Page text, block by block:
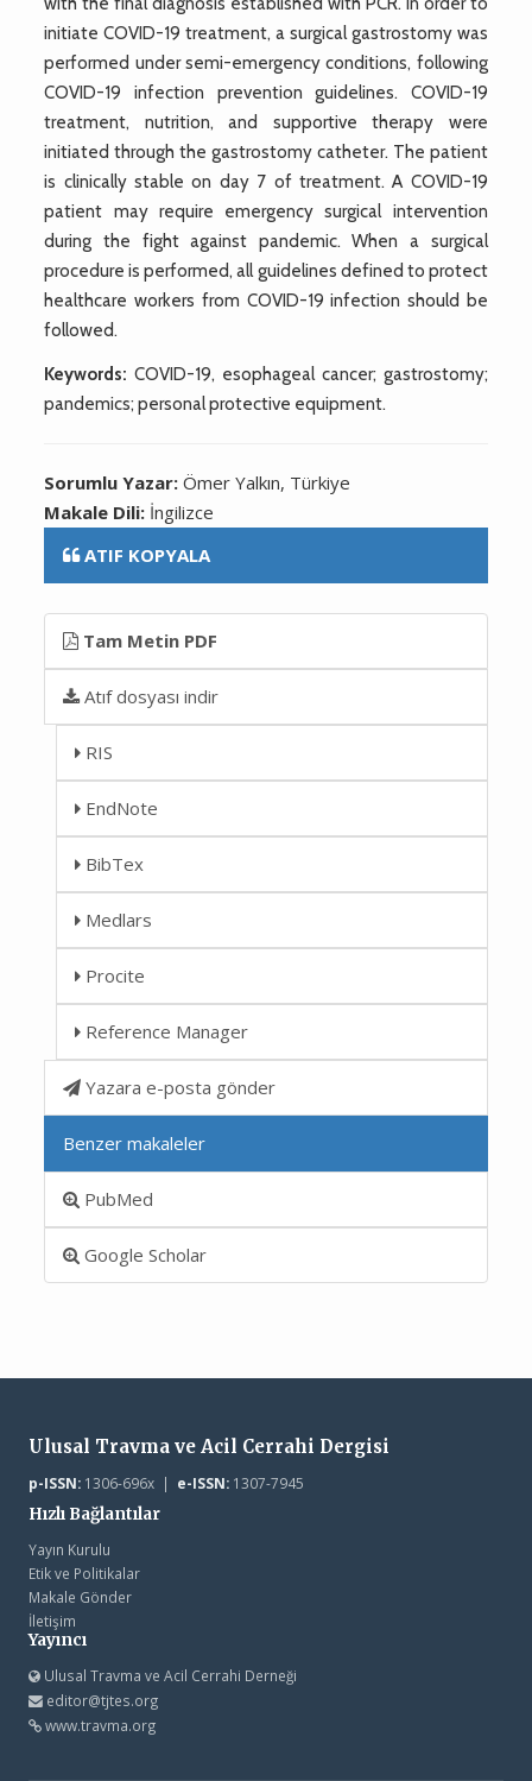
initiate COVID-19 treatment, a surgical gastrostomy was
performed under semi-emergency conditions, following
COVID-19 infection prevention guidelines. COVID-19
treatment, nutrition, and supportive therapy were
initiated through the gastrostomy catheter. The patient
is clinically stable on day 7 of treatment. A COVID-19
patient may require emergency surgical intervention
during the fight against pandemic. When a surgical
procedure is performed, all guidelines defined to protect
healthcare workers from COVID-19 infection should be
followed.
Keywords: COVID-19, esophageal cancer; gastrostomy;
pandemics; personal protective equipment.
Sorumlu Yazar:Ömer Yalkın, Türkiye
Makale Dili: İngilizce
ATIF KOPYALA
Tam Metin PDF
Atıf dosyası indir
RIS
EndNote
BibTex
Medlars
Procite
Reference Manager
Yazara e-posta gönder
Benzer makaleler
PubMed
Google Scholar
Ulusal Travma ve Acil Cerrahi Dergisi
p-ISSN:1306-696x | e-ISSN:1307-7945
Hızlı Bağlantılar
Yayın Kurulu
Etik ve Politikalar
Makale Gönder
İletişim
Yayıncı
Ulusal Travma ve Acil Cerrahi Derneği
editor@tjtes.org
www.travma.org